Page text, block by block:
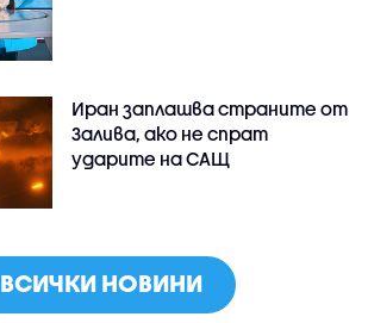
Иран заплашва страните от
Залива, ако не спрат
ударите на САЩ
ВСИЧКИ НОВИНИ